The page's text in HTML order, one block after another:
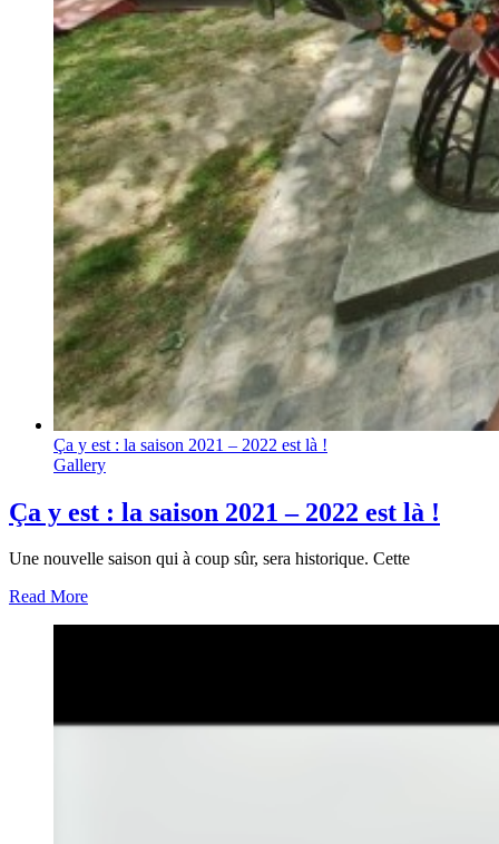
Ça y est : la saison 2021 – 2022 est là !
Gallery
Ça y est : la saison 2021 – 2022 est là !
Une nouvelle saison qui à coup sûr, sera historique. Cette
Read More